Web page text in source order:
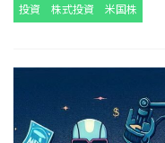
投資 株式投資 米国株